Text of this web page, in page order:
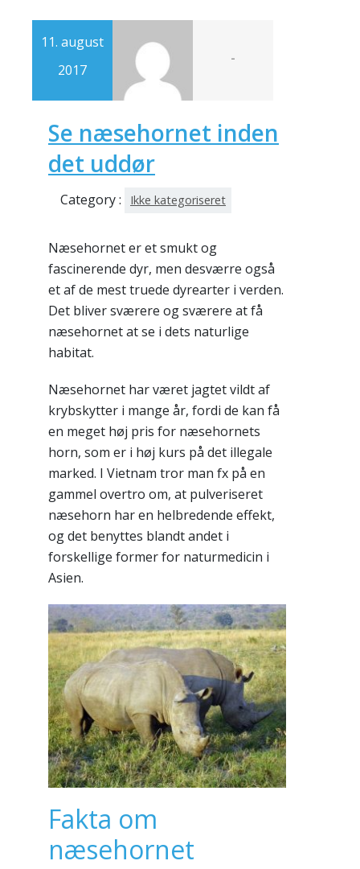
11. august
2017
-
Se næsehornet inden
det uddør
Category : Ikke kategoriseret
Næsehornet er et smukt og
fascinerende dyr, men desværre også
et af de mest truede dyrearter i verden.
Det bliver sværere og sværere at få
næsehornet at se i dets naturlige
habitat.
Næsehornet har været jagtet vildt af
krybskytter i mange år, fordi de kan få
en meget høj pris for næsehornets
horn, som er i høj kurs på det illegale
marked. I Vietnam tror man fx på en
gammel overtro om, at pulveriseret
næsehorn har en helbredende effekt,
og det benyttes blandt andet i
forskellige former for naturmedicin i
Asien.
Fakta om
næsehornet